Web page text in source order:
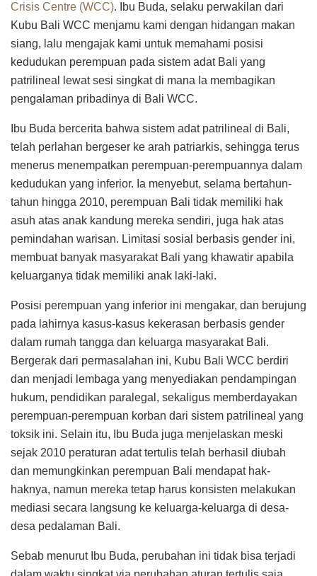
Crisis Centre (WCC). Ibu Buda, selaku perwakilan dari
Kubu Bali WCC menjamu kami dengan hidangan makan
siang, lalu mengajak kami untuk memahami posisi
kedudukan perempuan pada sistem adat Bali yang
patrilineal lewat sesi singkat di mana Ia membagikan
pengalaman pribadinya di Bali WCC.
Ibu Buda bercerita bahwa sistem adat patrilineal di Bali,
telah perlahan bergeser ke arah patriarkis, sehingga terus
menerus menempatkan perempuan-perempuannya dalam
kedudukan yang inferior. Ia menyebut, selama bertahun-
tahun hingga 2010, perempuan Bali tidak memiliki hak
asuh atas anak kandung mereka sendiri, juga hak atas
pemindahan warisan. Limitasi sosial berbasis gender ini,
membuat banyak masyarakat Bali yang khawatir apabila
keluarganya tidak memiliki anak laki-laki.
Posisi perempuan yang inferior ini mengakar, dan berujung
pada lahirnya kasus-kasus kekerasan berbasis gender
dalam rumah tangga dan keluarga masyarakat Bali.
Bergerak dari permasalahan ini, Kubu Bali WCC berdiri
dan menjadi lembaga yang menyediakan pendampingan
hukum, pendidikan paralegal, sekaligus memberdayakan
perempuan-perempuan korban dari sistem patrilineal yang
toksik ini. Selain itu, Ibu Buda juga menjelaskan meski
sejak 2010 peraturan adat tertulis telah berhasil diubah
dan memungkinkan perempuan Bali mendapat hak-
haknya, namun mereka tetap harus konsisten melakukan
mediasi secara langsung ke keluarga-keluarga di desa-
desa pedalaman Bali.
Sebab menurut Ibu Buda, perubahan ini tidak bisa terjadi